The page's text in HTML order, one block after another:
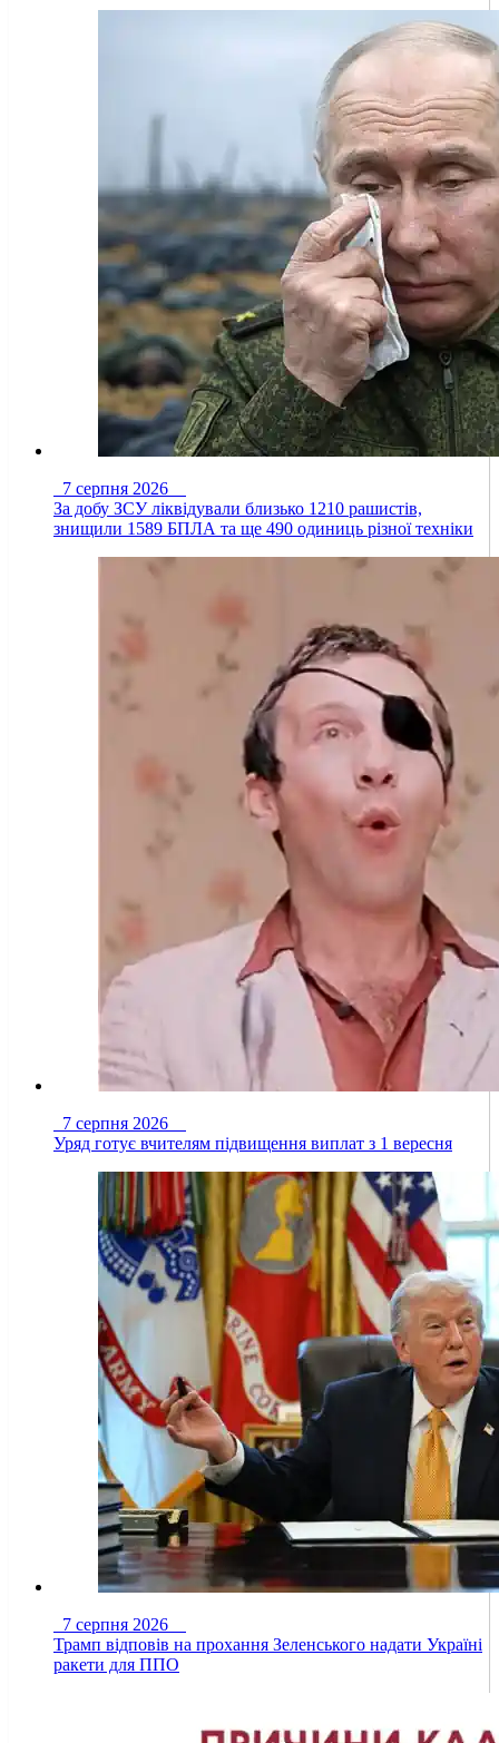
7 серпня 2026
За добу ЗСУ ліквідували близько 1210 рашистів,
знищили 1589 БПЛА та ще 490 одиниць різної техніки
7 серпня 2026
Уряд готує вчителям підвищення виплат з 1 вересня
7 серпня 2026
Трамп відповів на прохання Зеленського надати Україні
ракети для ППО